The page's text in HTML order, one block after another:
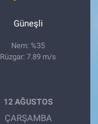
Güneşli
Nem: %35
Rüzgar: 7.89 m/s
12 AĞUSTOS
ÇARŞAMBA